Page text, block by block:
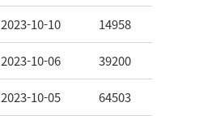
2023-10-10 14958
2023-10-06 39200
2023-10-05 64503